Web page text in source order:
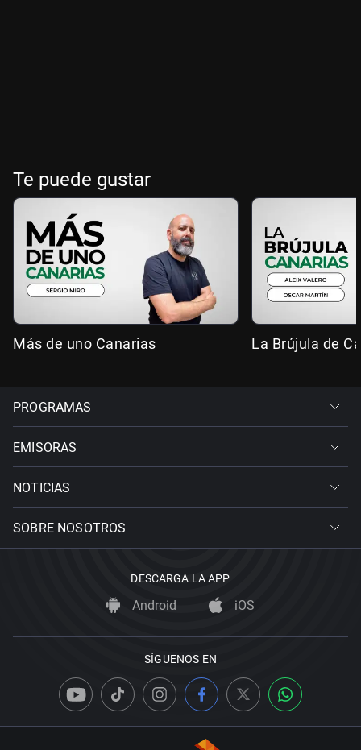
Te puede gustar
Más de uno Canarias La Brújula de
PROGRAMAS
EMISORAS
NOTICIAS
SOBRE NOSOTROS
DESCARGA LA APP
Android iOS
SÍGUENOS EN